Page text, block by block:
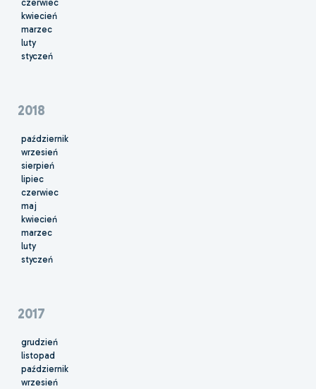
czerwiec
kwiecień
marzec
luty
styczeń
2018
październik
wrzesień
sierpień
lipiec
czerwiec
maj
kwiecień
marzec
luty
styczeń
2017
grudzień
listopad
październik
wrzesień